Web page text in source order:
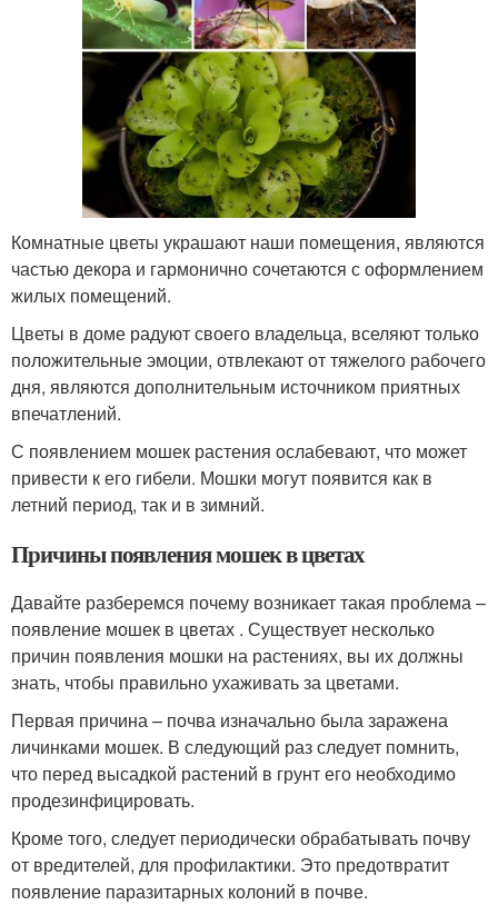
Комнатные цветы украшают наши помещения, являются
частью декора и гармонично сочетаются с оформлением
жилых помещений.
Цветы в доме радуют своего владельца, вселяют только
положительные эмоции, отвлекают от тяжелого рабочего
дня, являются дополнительным источником приятных
впечатлений.
С появлением мошек растения ослабевают, что может
привести к его гибели. Мошки могут появится как в
летний период, так и в зимний.
Причины появления мошек в цветах
Давайте разберемся почему возникает такая проблема –
появление мошек в цветах . Существует несколько
причин появления мошки на растениях, вы их должны
знать, чтобы правильно ухаживать за цветами.
Первая причина – почва изначально была заражена
личинками мошек. В следующий раз следует помнить,
что перед высадкой растений в грунт его необходимо
продезинфицировать.
Кроме того, следует периодически обрабатывать почву
от вредителей, для профилактики. Это предотвратит
появление паразитарных колоний в почве.